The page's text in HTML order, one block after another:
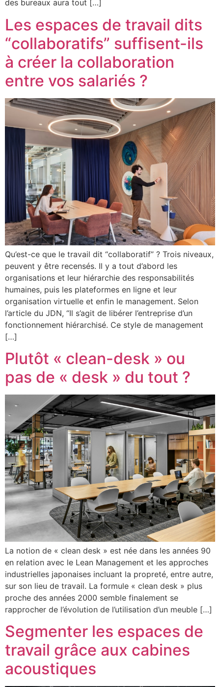
des bureaux aura tout […]
Les espaces de travail dits
“collaboratifs” suffisent-ils
à créer la collaboration
entre vos salariés ?
Qu’est-ce que le travail dit “collaboratif” ? Trois niveaux,
peuvent y être recensés. Il y a tout d’abord les
organisations et leur hiérarchie des responsabilités
humaines, puis les plateformes en ligne et leur
organisation virtuelle et enfin le management. Selon
l’article du JDN, “Il s’agit de libérer l’entreprise d’un
fonctionnement hiérarchisé. Ce style de management
[…]
Plutôt « clean-desk » ou
pas de « desk » du tout ?
La notion de « clean desk » est née dans les années 90
en relation avec le Lean Management et les approches
industrielles japonaises incluant la propreté, entre autre,
sur son lieu de travail. La formule « clean desk » plus
proche des années 2000 semble finalement se
rapprocher de l’évolution de l’utilisation d’un meuble […]
Segmenter les espaces de
travail grâce aux cabines
acoustiques